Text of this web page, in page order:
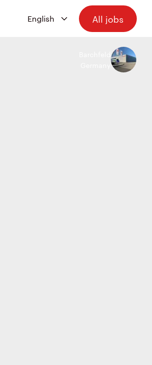
All jobs